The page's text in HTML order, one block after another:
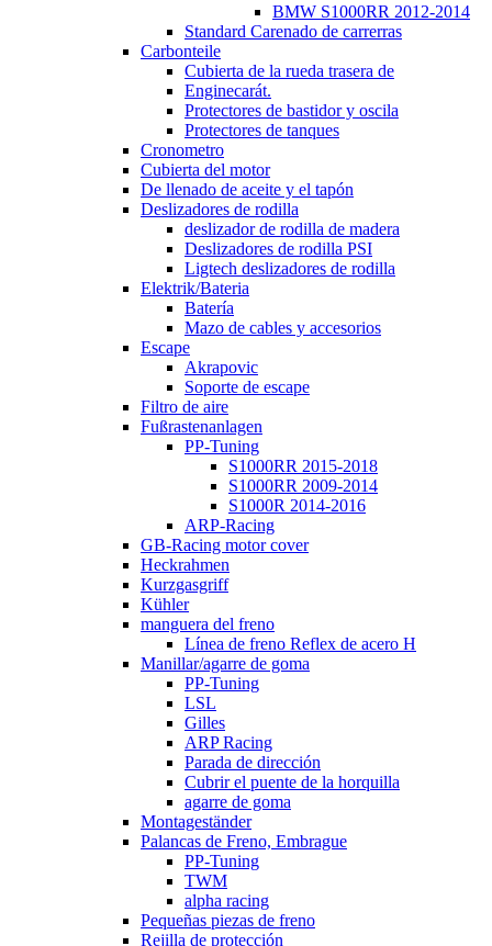
BMW S1000RR 2012-2014
Standard Carenado de carrerras
Carbonteile
Cubierta de la rueda trasera de
Enginecarát.
Protectores de bastidor y oscila
Protectores de tanques
Cronometro
Cubierta del motor
De llenado de aceite y el tapón
Deslizadores de rodilla
deslizador de rodilla de madera
Deslizadores de rodilla PSI
Ligtech deslizadores de rodilla
Elektrik/Bateria
Batería
Mazo de cables y accesorios
Escape
Akrapovic
Soporte de escape
Filtro de aire
Fußrastenanlagen
PP-Tuning
S1000RR 2015-2018
S1000RR 2009-2014
S1000R 2014-2016
ARP-Racing
GB-Racing motor cover
Heckrahmen
Kurzgasgriff
Kühler
manguera del freno
Línea de freno Reflex de acero H
Manillar/agarre de goma
PP-Tuning
LSL
Gilles
ARP Racing
Parada de dirección
Cubrir el puente de la horquilla
agarre de goma
Montageständer
Palancas de Freno, Embrague
PP-Tuning
TWM
alpha racing
Pequeñas piezas de freno
Rejilla de protección